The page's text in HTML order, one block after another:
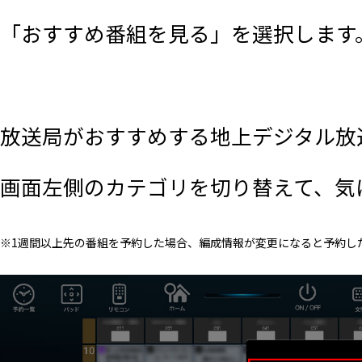
「おすすめ番組を見る」を選択します
放送局がおすすめする地上デジタル
画面左側のカテゴリを切り替えて、
※1週間以上先の番組を予約した場合、編成情報が変更になると予約